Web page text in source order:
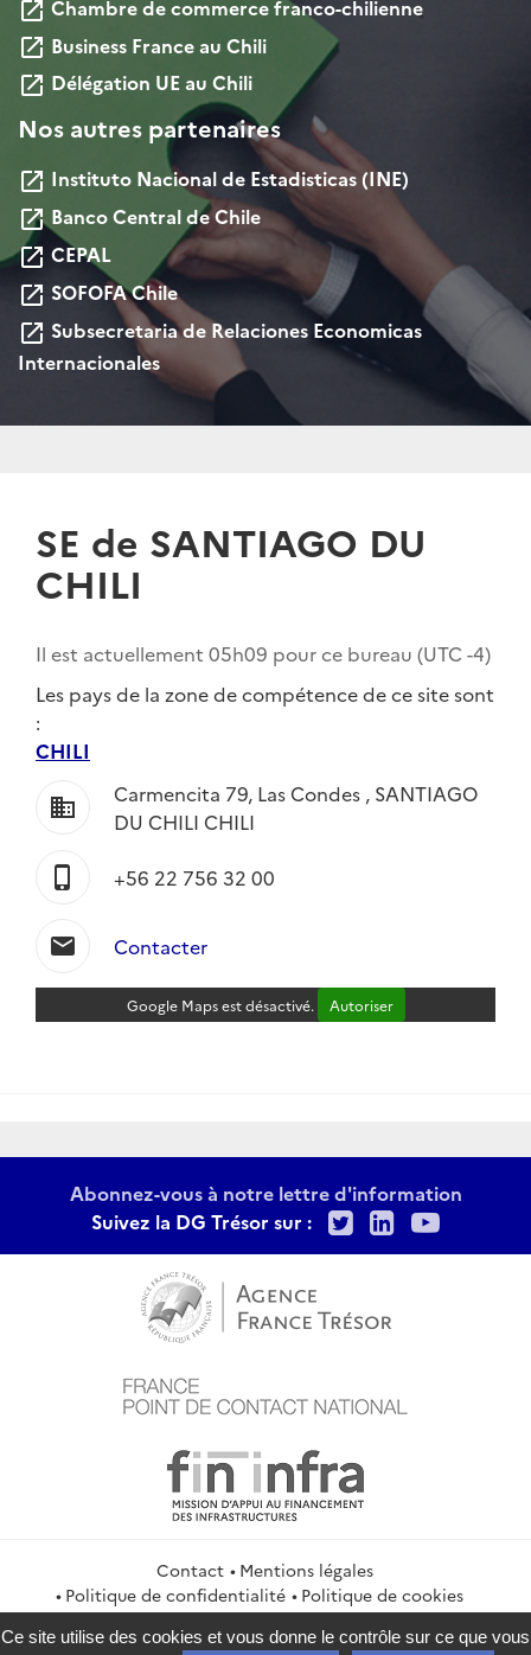
launch Chambre de commerce franco-chilienne
launch Business France au Chili
launch Délégation UE au Chili
Nos autres partenaires
launch Instituto Nacional de Estadisticas (INE)
launch Banco Central de Chile
launch CEPAL
launch SOFOFA Chile
launch Subsecretaria de Relaciones Economicas
Internacionales
SE de SANTIAGO DU
CHILI
Il est actuellement 05h09 pour ce bureau (UTC -4)
Les pays de la zone de compétence de ce site sont
:
CHILI
business
Carmencita 79, Las Condes , SANTIAGO
DU CHILI CHILI
phone_iphone +56 22 756 32 00
mail Contacter
Google Maps est désactivé. Autoriser
Abonnez-vous à notre lettre d'information
Suivez la DG Trésor sur :
TwitterLinkedIn
Contact
Mentions légales
Politique de confidentialité
Politique de cookies
Gestion des cookies
Ce site utilise des cookies et vous donne le contrôle sur ce que vous